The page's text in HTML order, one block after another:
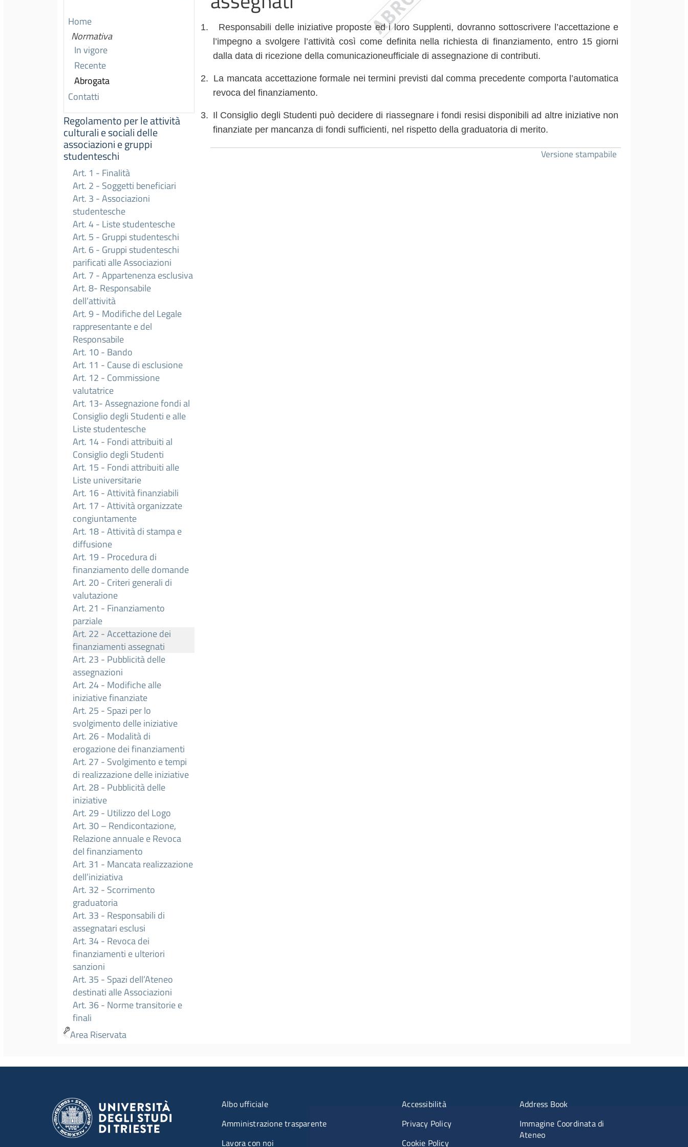
Home
Normativa
In vigore
Recente
Abrogata
Contatti
Regolamento per le attività
culturali e sociali delle
associazioni e gruppi
studenteschi
Art. 1 - Finalità
Art. 2 - Soggetti beneficiari
Art. 3 - Associazioni
studentesche
Art. 4 - Liste studentesche
Art. 5 - Gruppi studenteschi
Art. 6 - Gruppi studenteschi
parificati alle Associazioni
Art. 7 - Appartenenza esclusiva
Art. 8- Responsabile
dell’attività
Art. 9 - Modifiche del Legale
rappresentante e del
Responsabile
Art. 10 - Bando
Art. 11 - Cause di esclusione
Art. 12 - Commissione
valutatrice
Art. 13- Assegnazione fondi al
Consiglio degli Studenti e alle
Liste studentesche
Art. 14 - Fondi attribuiti al
Consiglio degli Studenti
Art. 15 - Fondi attribuiti alle
Liste universitarie
Art. 16 - Attività finanziabili
Art. 17 - Attività organizzate
congiuntamente
Art. 18 - Attività di stampa e
diffusione
Art. 19 - Procedura di
finanziamento delle domande
Art. 20 - Criteri generali di
valutazione
Art. 21 - Finanziamento
parziale
Art. 22 - Accettazione dei
finanziamenti assegnati
Art. 23 - Pubblicità delle
assegnazioni
Art. 24 - Modifiche alle
iniziative finanziate
Art. 25 - Spazi per lo
svolgimento delle iniziative
Art. 26 - Modalità di
erogazione dei finanziamenti
Art. 27 - Svolgimento e tempi
di realizzazione delle iniziative
Art. 28 - Pubblicità delle
iniziative
Art. 29 - Utilizzo del Logo
Art. 30 – Rendicontazione,
Relazione annuale e Revoca
del finanziamento
Art. 31 - Mancata realizzazione
dell’iniziativa
Art. 32 - Scorrimento
graduatoria
Art. 33 - Responsabili di
assegnatari esclusi
Art. 34 - Revoca dei
finanziamenti e ulteriori
sanzioni
Art. 35 - Spazi dell’Ateneo
destinati alle Associazioni
Art. 36 - Norme transitorie e
finali
Area Riservata
1.
Responsabili delle iniziative proposte ed i loro Supplenti, dovranno sottoscrivere l’accettazione e
l’impegno a svolgere l’attività così come definita nella richiesta di finanziamento, entro 15 giorni
dalla data di ricezione della comunicazioneufficiale di assegnazione di contributi.
2. La mancata accettazione formale nei termini previsti dal comma precedente comporta l’automatica
revoca del finanziamento.
3. Il Consiglio degli Studenti può decidere di riassegnare i fondi resisi disponibili ad altre iniziative non
finanziate per mancanza di fondi sufficienti, nel rispetto della graduatoria di merito.
Versione stampabile
Menu organizzazione
Albo ufficiale
Amministrazione trasparente
Lavora con noi
Menù riferimenti
Accessibilità
Privacy Policy
Cookie Policy
Menu portale
Address Book
Immagine Coordinata di
Ateneo